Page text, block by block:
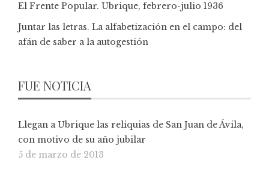
El Frente Popular. Ubrique, febrero-julio 1936
Juntar las letras. La alfabetización en el campo: del
afán de saber a la autogestión
FUE NOTICIA
Llegan a Ubrique las reliquias de San Juan de Ávila,
con motivo de su año jubilar
5 de marzo de 2013